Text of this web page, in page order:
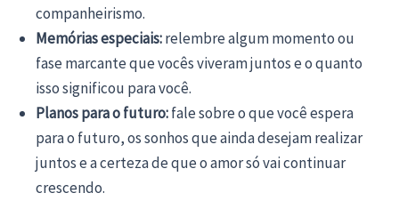
companheirismo.
Memórias especiais:relembre algum momento ou
fase marcante que vocês viveram juntos e o quanto
isso significou para você.
Planos para o futuro:fale sobre o que você espera
para o futuro, os sonhos que ainda desejam realizar
juntos e a certeza de que o amor só vai continuar
crescendo.